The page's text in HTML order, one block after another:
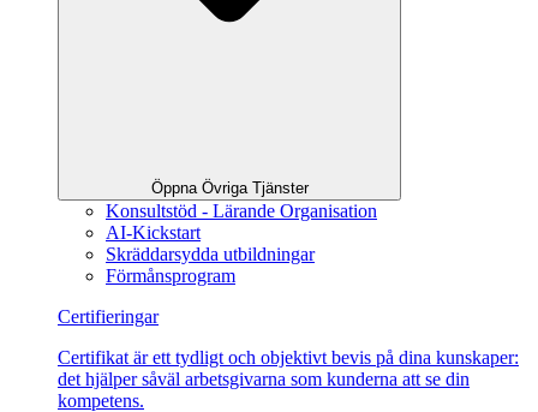
Öppna Övriga Tjänster
Konsultstöd - Lärande Organisation
AI-Kickstart
Skräddarsydda utbildningar
Förmånsprogram
Certifieringar
Certifikat är ett tydligt och objektivt bevis på dina kunskaper:
det hjälper såväl arbetsgivarna som kunderna att se din
kompetens.